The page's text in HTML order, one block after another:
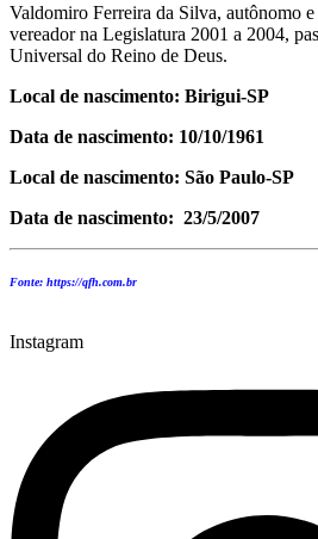
Valdomiro Ferreira da Silva, autônomo
vereador na Legislatura 2001 a 2004,
Universal do Reino de Deus.
Local de nascimento: Birigui-SP
Data de nascimento: 10/10/1961
Local de nascimento: São Paulo-SP
Data de nascimento: 23/5/2007
Fonte: https://qfh.com.br
Instagram